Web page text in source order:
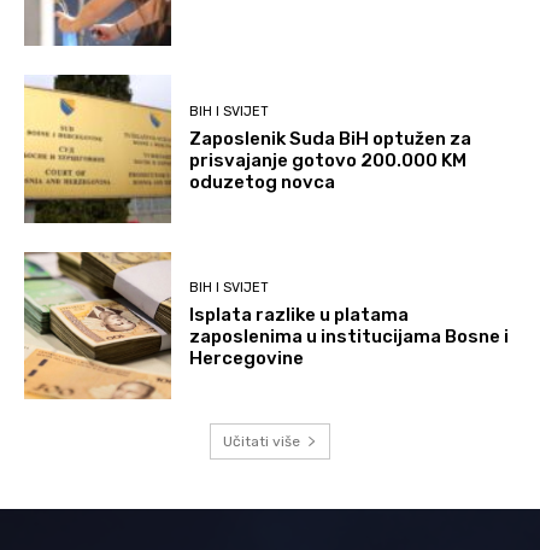
BIH I SVIJET
Zaposlenik Suda BiH optužen za
prisvajanje gotovo 200.000 KM
oduzetog novca
BIH I SVIJET
Isplata razlike u platama
zaposlenima u institucijama Bosne i
Hercegovine
Učitati više